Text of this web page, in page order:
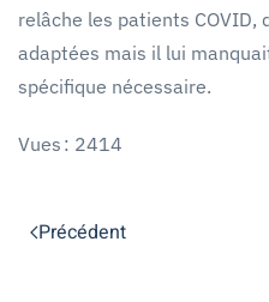
relâche les patients COVID,
adaptées mais il lui
spécifique nécessaire.
Vues : 2414
Précédent